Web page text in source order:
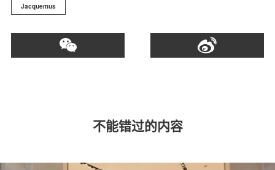
Jacquemus
不能错过的内容